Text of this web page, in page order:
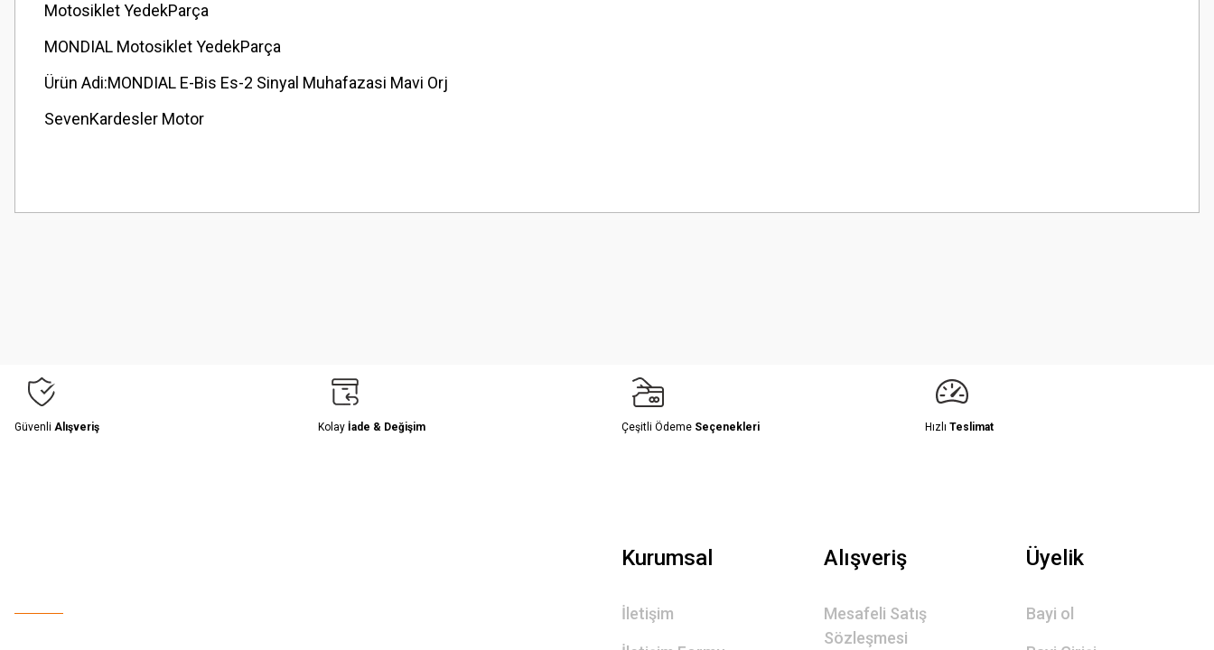
Motosiklet YedekParça
MONDIAL Motosiklet YedekParça
Ürün Adi:MONDIAL E-Bis Es-2 Sinyal Muhafazasi Mavi Orj
SevenKardesler Motor
Görüş ve önerileriniz için teşekkür ederiz.
Güvenli Alışveriş Kolay İade & Değişim Çeşitli Ödeme Seçenekleri Hızlı Teslimat
Kurumsal
İletişim
Alışveriş
Mesafeli Satış
Sözleşmesi
Üyelik
Bayi ol